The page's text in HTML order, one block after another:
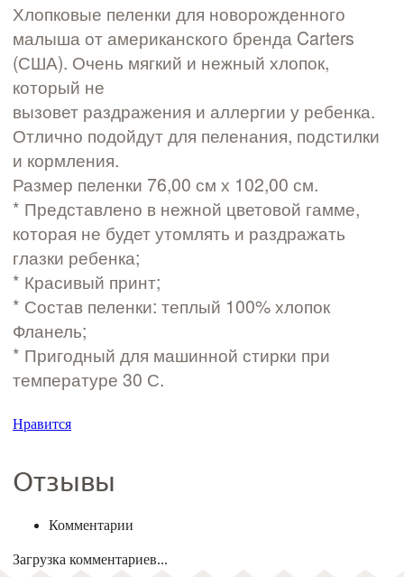
Хлопковые пеленки для новорожденного
малыша от американского бренда Carters
(США). Очень мягкий и нежный хлопок,
который не
вызовет раздражения и аллергии у ребенка.
Отлично подойдут для пеленания, подстилки
и кормления.
Размер пеленки 76,00 см х 102,00 см.
* Представлено в нежной цветовой гамме,
которая не будет утомлять и раздражать
глазки ребенка;
* Красивый принт;
* Состав пеленки: теплый 100% хлопок
Фланель;
* Пригодный для машинной стирки при
температуре 30 С.
Нравится
Отзывы
Комментарии
Загрузка комментариев...